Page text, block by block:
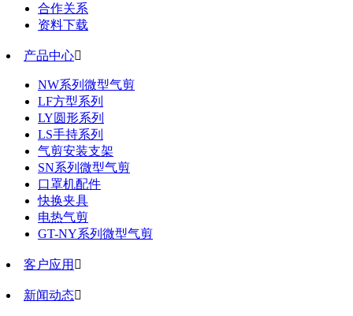
合作关系
资料下载
产品中心
NW系列微型气剪
LF方型系列
LY圆形系列
LS手持系列
气剪安装支架
SN系列微型气剪
口罩机配件
快换夹具
电热气剪
GT-NY系列微型气剪
客户应用 
新闻动态